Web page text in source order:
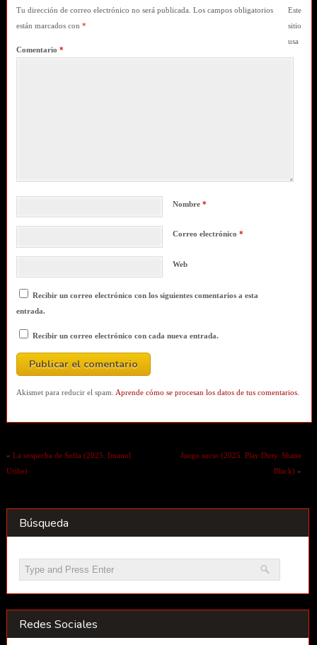
Tu dirección de correo electrónico no será publicada. Los campos obligatorios
están marcados con *
Comentario *
Nombre *
Correo electrónico *
Web
Recibir un correo electrónico con los siguientes comentarios a esta
entrada.
Recibir un correo electrónico con cada nueva entrada.
Este
sitio
usa
Akismet para reducir el spam. Aprende cómo se procesan los datos de tus comentarios.
« La sospecha de Sofia (2025. Imanol
Uribe)
Juego sucio (2025. Play Dirty. Shane
Black) »
Búsqueda
Redes Sociales